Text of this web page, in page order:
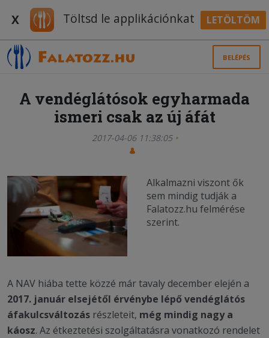
X Töltsd le applikációnkat LETÖLTÖM
BELÉPÉS
A vendéglátósok egyharmada
ismeri csak az új áfát
2017-04-06 11:38:05
Alkalmazni viszont ők
sem mindig tudják a
Falatozz.hu felmérése
szerint.
A NAV hiába tette közzé már tavaly december elején a
2017. január elsejétől érvénybe lépő vendéglátós
áfakulcsváltozás részleteit, még mindig nagy a
káosz. Az étkeztetési szolgáltatásra vonatkozó rendelet